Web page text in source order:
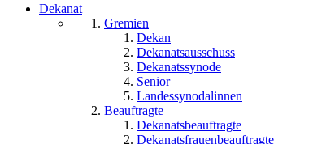
Dekanat
Gremien
Dekan
Dekanatsausschuss
Dekanatssynode
Senior
Landessynodalinnen
Beauftragte
Dekanatsbeauftragte
Dekanatsfrauenbeauftragte